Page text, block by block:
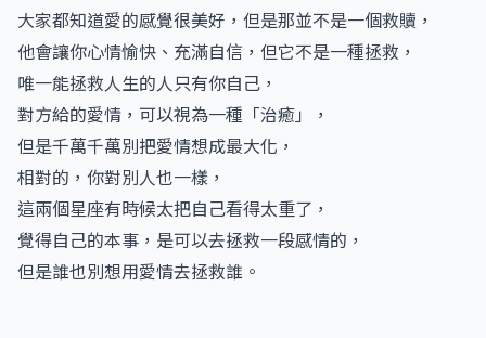
大家都知道愛的感覺很美好，但是那並不是一個救贖，
他會讓你心情愉快、充滿自信，但它不是一種拯救，
唯一能拯救人生的人只有你自己，
對方給的愛情，可以視為一種「治癒」，
但是千萬千萬別把愛情想成最大化，
相對的，你對別人也一樣，
這兩個星座有時候太把自己看得太重了，
覺得自己的本事，是可以去拯救一段感情的，
但是誰也別想用愛情去拯救誰。